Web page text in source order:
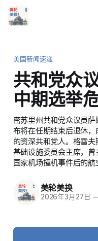
美国新闻速递
共和党众
中期选举
密苏里州共和党众议员萨
布将在任期结束后退休
的资深共和党人。格雷
基础设施委员会主席，
国家机场撞机事件后的航
美轮美换
2026年3月27日